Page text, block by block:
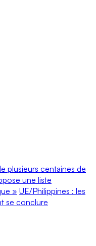
plusieurs centaines de
une liste
» UE/Philippines : les
se conclure